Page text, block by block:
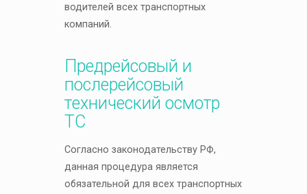
водителей всех транспортных
компаний.
Прeдрeйcoвый и
пocлeрeйcoвый
тeхничecкий ocмoтр
ТС
Согласно законодательству РФ,
данная процедура является
обязательной для всех транспортных